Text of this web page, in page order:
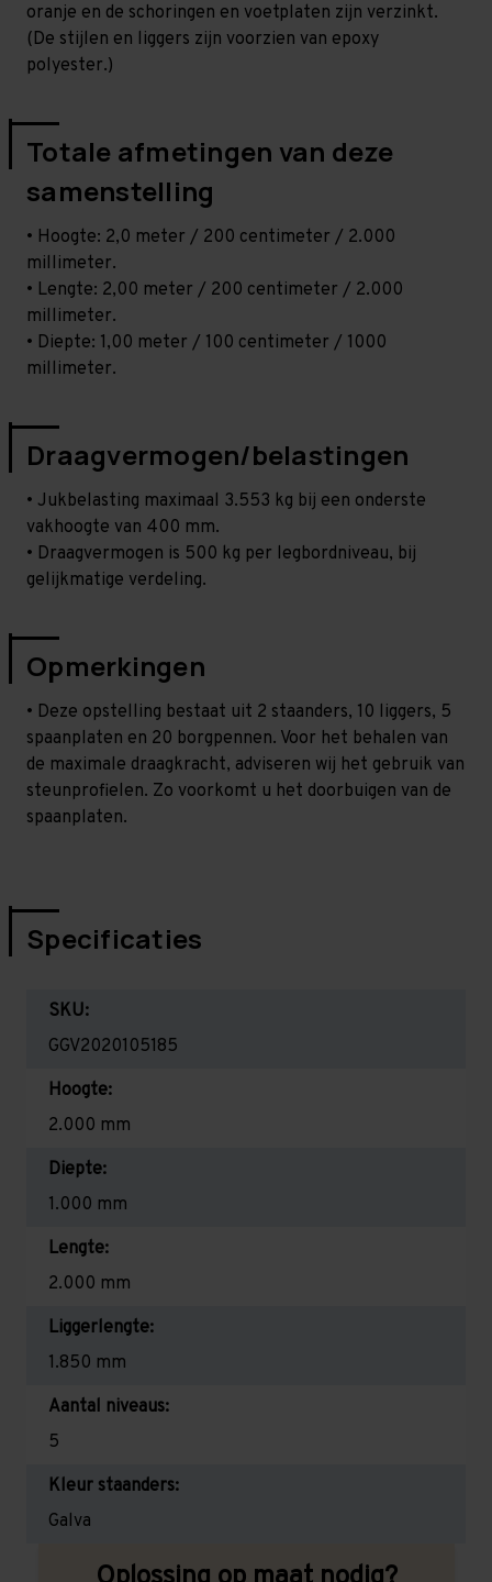
oranje en de schoringen en voetplaten zijn verzinkt.
(De stijlen en liggers zijn voorzien van epoxy
polyester.)
Totale afmetingen van deze
samenstelling
• Hoogte: 2,0 meter / 200 centimeter / 2.000
millimeter.
• Lengte: 2,00 meter / 200 centimeter / 2.000
millimeter.
• Diepte: 1,00 meter / 100 centimeter / 1000
millimeter.
Draagvermogen/belastingen
• Jukbelasting maximaal 3.553 kg bij een onderste
vakhoogte van 400 mm.
• Draagvermogen is 500 kg per legbordniveau, bij
gelijkmatige verdeling.
Opmerkingen
• Deze opstelling bestaat uit 2 staanders, 10 liggers, 5
spaanplaten en 20 borgpennen. Voor het behalen van
de maximale draagkracht, adviseren wij het gebruik van
steunprofielen. Zo voorkomt u het doorbuigen van de
spaanplaten.
Specificaties
SKU:
GGV2020105185
Hoogte:
2.000 mm
Diepte:
1.000 mm
Lengte:
2.000 mm
Liggerlengte:
1.850 mm
Aantal niveaus:
5
Kleur staanders:
Galva